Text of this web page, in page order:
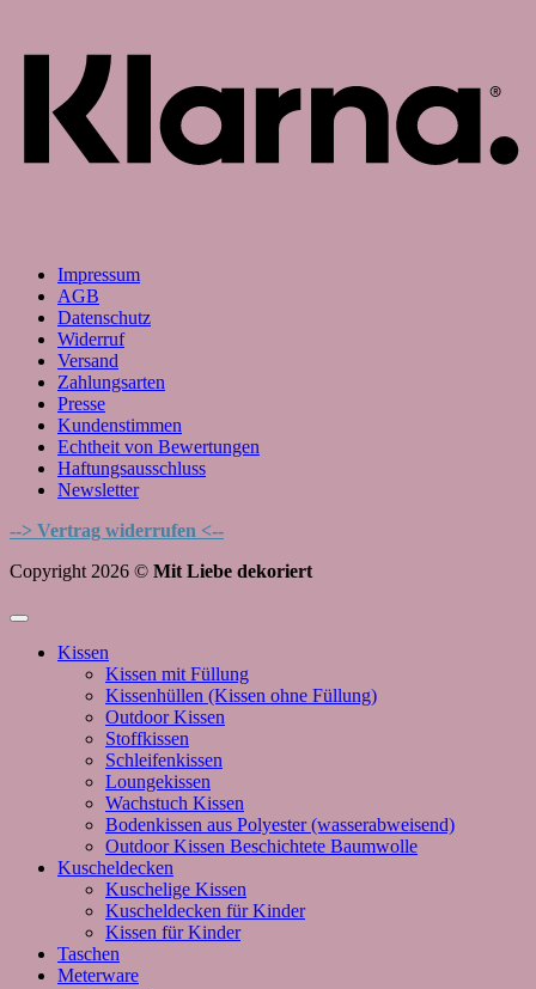
Impressum
AGB
Datenschutz
Widerruf
Versand
Zahlungsarten
Presse
Kundenstimmen
Echtheit von Bewertungen
Haftungsausschluss
Newsletter
--> Vertrag widerrufen <--
Copyright 2026 © Mit Liebe dekoriert
Kissen
Kissen mit Füllung
Kissenhüllen (Kissen ohne Füllung)
Outdoor Kissen
Stoffkissen
Schleifenkissen
Loungekissen
Wachstuch Kissen
Bodenkissen aus Polyester (wasserabweisend)
Outdoor Kissen Beschichtete Baumwolle
Kuscheldecken
Kuschelige Kissen
Kuscheldecken für Kinder
Kissen für Kinder
Taschen
Meterware